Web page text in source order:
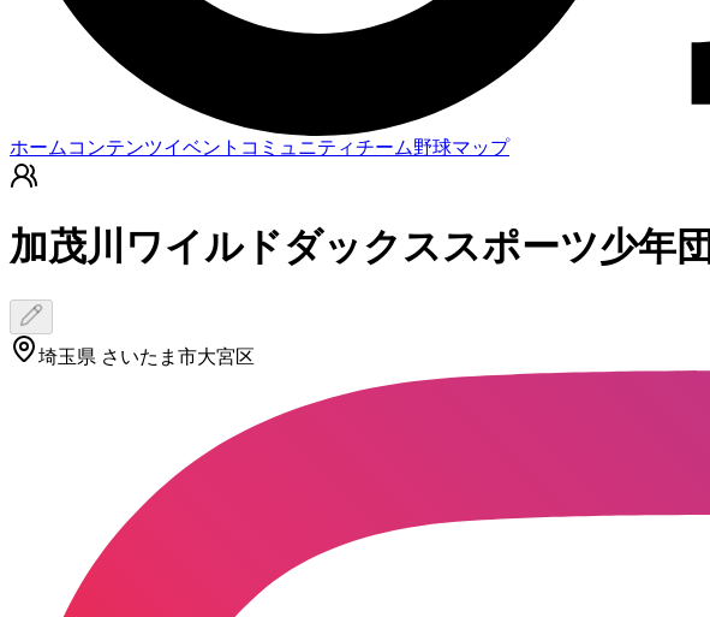
ホーム コンテンツイベント コミュニティチーム野球マップ
加茂川ワイルドダックススポーツ少年団
埼玉県 さいたま市大宮区